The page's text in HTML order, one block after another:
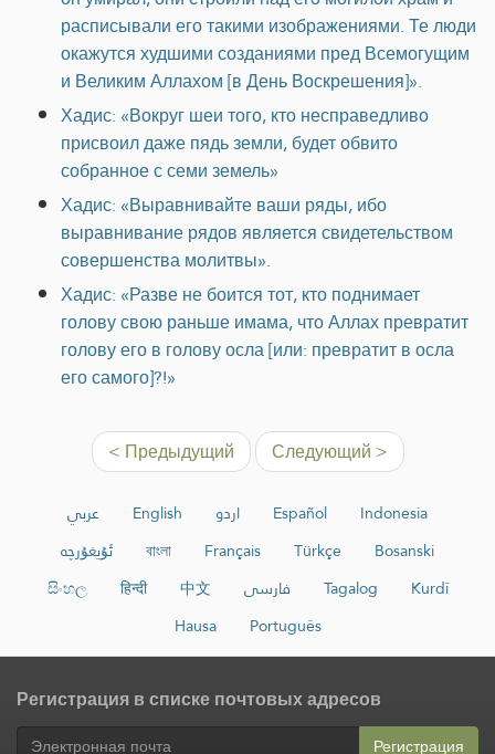
расписывали его такими изображениями. Те люди
окажутся худшими созданиями пред Всемогущим
и Великим Аллахом [в День Воскрешения]».
Хадис: «Вокруг шеи того, кто несправедливо
присвоил даже пядь земли, будет обвито
собранное с семи земель»
Хадис: «Выравнивайте ваши ряды, ибо
выравнивание рядов является свидетельством
совершенства молитвы».
Хадис: «Разве не боится тот, кто поднимает
голову свою раньше имама, что Аллах превратит
голову его в голову осла [или: превратит в осла
его самого]?!»
< Предыдущий Следующий >
عربي English اردو Español
Indonesia
ئۇيغۇرچە
বাংলা Français Türkçe
Bosanski
සිංහල
हिन्दी 中文 فارسی Tagalog
Kurdî
Hausa
Português
Регистрация в списке почтовых адресов
Регистрация